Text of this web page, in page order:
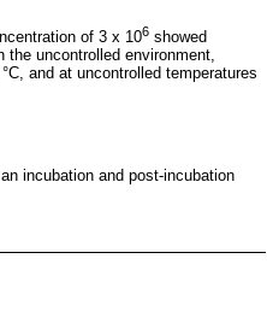
of 3 x 106 showed
uncontrolled environment,
and at uncontrolled temperatures
incubation and post-incubation